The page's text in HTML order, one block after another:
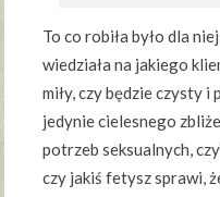
To co robiła było dla
wiedziała na jakiego
miły, czy będzie czysty i
jedynie cielesnego
potrzeb seksualnych,
czy jakiś fetysz sprawi,